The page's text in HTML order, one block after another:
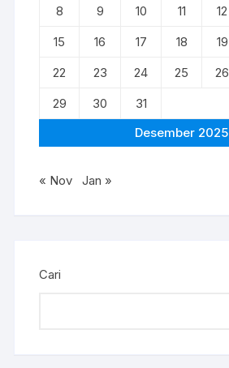
Desember 2025
8
9 10 11 12
15
16 17 18 19
22
23 24 25 26
29
30 31
« Nov Jan »
Cari